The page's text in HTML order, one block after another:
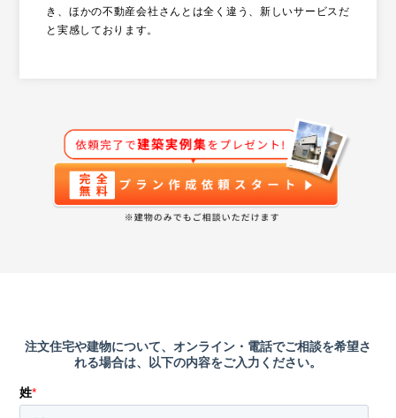
き、ほかの不動産会社さんとは全く違う、新しいサービスだ
と実感しております。